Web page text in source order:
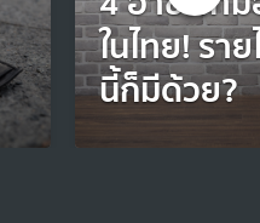
ในไทย! รา
นี้ก็มีด้วย?